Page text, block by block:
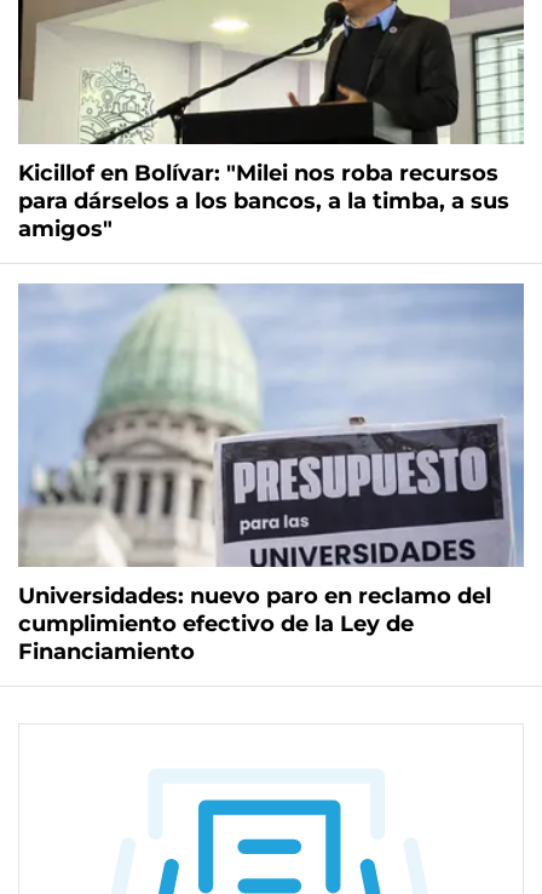
Kicillof en Bolívar: "Milei nos roba recursos
para dárselos a los bancos, a la timba, a sus
amigos"
Universidades: nuevo paro en reclamo del
cumplimiento efectivo de la Ley de
Financiamiento